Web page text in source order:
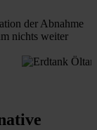
der Abnahme
nichts weiter